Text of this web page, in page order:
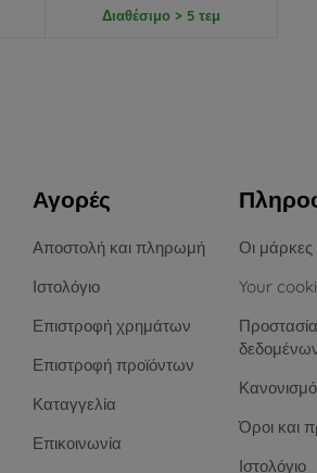
Διαθέσιμο > 5 τεμ
Αγορές
Αποστολή και πληρωμή
Ιστολόγιο
Επιστροφή χρημάτων
Επιστροφή προϊόντων
Καταγγελία
Επικοινωνία
Οι μάρκες
Your
Όροι και
Ιστολόγιο